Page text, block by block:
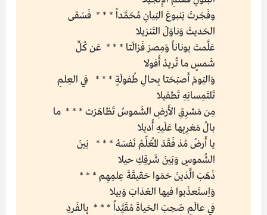
وفَجَرتَ يَنبوعَ البَيانِ مُحَمَّداً * * * فَسَقى
الحَديثَ وَناوَلَ التَنزيلا
عَلَّمتَ يوناناً وَمِصرَ فَزالَتا * * * عَن كُلِّ
شَمسٍ ما تُريدُ أُفولا
وَاليَومَ أَصبَحَتا بِحالِ طُفولَةٍ * * * في العِلمِ
تَلتَمِسانِهِ تَطفيلا
مِن مَشرِقِ الأَرضِ الشَموسُ تَظاهَرَت * * * ما
بالُ مَغرِبِها عَلَيهِ أُديلا
يا أَرضُ مُذ فَقَدَ المُعَلِّمُ نَفسَهُ * * * بَينَ
الشُموسِ وَبَينَ شَرقِكِ حيلا
ذَهَبَ الَّذينَ حَمَوا حَقيقَةَ عِلمِهِم * * *
وَاِستَعذَبوا فيها العَذابَ وَبيلا
في عالَمٍ صَحِبَ الحَياةَ مُقَيَّداً * * * بِالفَردِ